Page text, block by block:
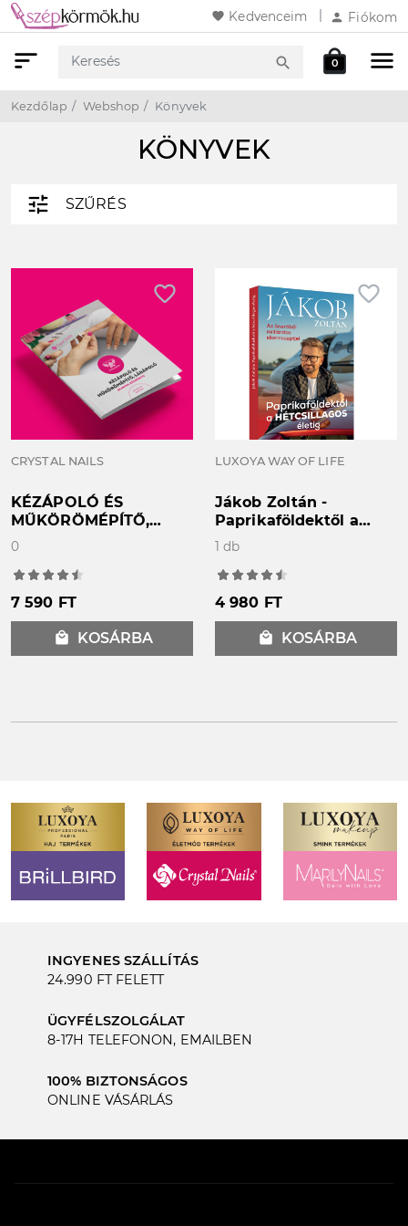
favorite Kedvenceim person Fiókom
menu
sort
Webshop
search
Keresés
local_mall
Kosár
0
Kezdőlap Webshop Könyvek
KÖNYVEK
tune SZŰRÉS
favorite_border
CRYSTAL NAILS
KÉZÁPOLÓ ÉS
MŰKÖRÖMÉPÍTŐ,
LÁBÁPOLÓ - Elméleti
SZAKMAI KÉZIKÖNYV
0
7 590 FT
local_mall KOSÁRBA
favorite_border
LUXOYA WAY OF LIFE
Jákob Zoltán -
Paprikaföldektől a
Hétcsillagos életig
1 db
4 980 FT
local_mall KOSÁRBA
INGYENES SZÁLLÍTÁS
24.990 FT FELETT
ÜGYFÉLSZOLGÁLAT
8-17H TELEFONON, EMAILBEN
100% BIZTONSÁGOS
ONLINE VÁSÁRLÁS